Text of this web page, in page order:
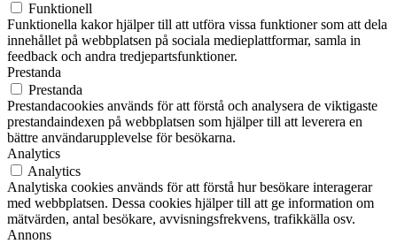
Funktionell
Funktionella kakor hjälper till att utföra vissa funktioner som att dela
innehållet på webbplatsen på sociala medieplattformar, samla in
feedback och andra tredjepartsfunktioner.
Prestanda
Prestanda
Prestandacookies används för att förstå och analysera de viktigaste
prestandaindexen på webbplatsen som hjälper till att leverera en
bättre användarupplevelse för besökarna.
Analytics
Analytics
Analytiska cookies används för att förstå hur besökare interagerar
med webbplatsen. Dessa cookies hjälper till att ge information om
mätvärden, antal besökare, avvisningsfrekvens, trafikkälla osv.
Annons